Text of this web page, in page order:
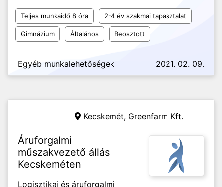
Teljes munkaidő 8 óra 2-4 év szakmai tapasztalat
Gimnázium Általános Beosztott
Egyéb munkalehetőségek 2021. 02. 09.
Kecskemét, Greenfarm Kft.
Áruforgalmi
műszakvezető állás
Kecskeméten
Logisztikai és áruforgalmi